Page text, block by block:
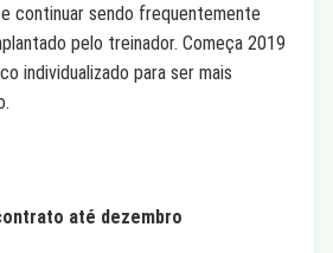
continuar sendo frequentemente
pelo treinador. Começa 2019
individualizado para ser mais
até dezembro